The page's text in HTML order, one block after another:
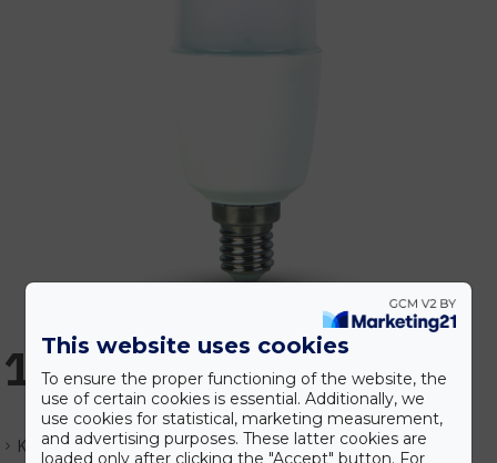
Készlet: Várhatóan 1-3 nap
1.080 Ft
This website uses cookies
To ensure the proper functioning of the website, the
use of certain cookies is essential. Additionally, we
use cookies for statistical, marketing measurement,
and advertising purposes. These latter cookies are
loaded only after clicking the "Accept" button. For